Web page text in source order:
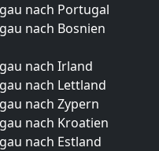
nach Portugal
nach Bosnien
nach Irland
nach Lettland
nach Zypern
nach Kroatien
nach Estland